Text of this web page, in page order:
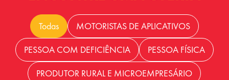
Todas MOTORISTAS DE APLICATIVOS
PESSOA COM DEFICIÊNCIA PESSOA FÍSICA
PRODUTOR RURAL E MICROEMPRESÁRIO